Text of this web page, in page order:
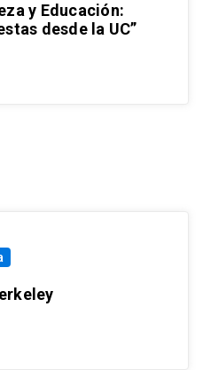
y Educación:
desde la UC”